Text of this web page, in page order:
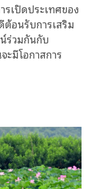
รเปิดประเทศของ
อนรับการเสริม
ร่วมกันกับ
ะมีโอกาสการ